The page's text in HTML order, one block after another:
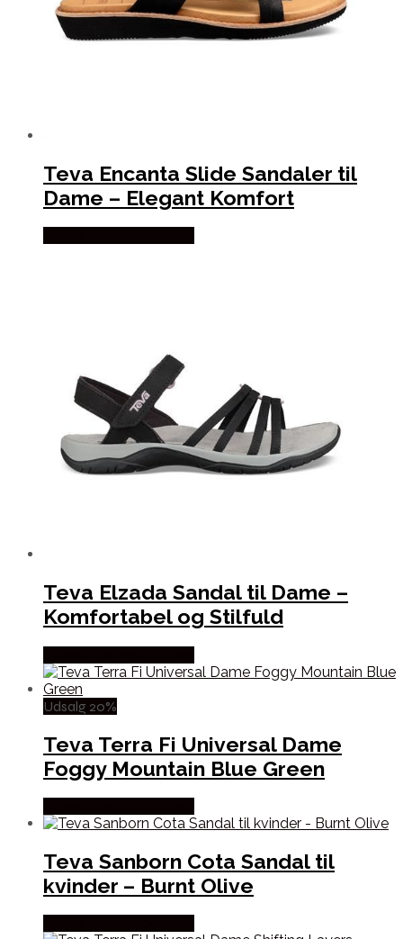
Teva Encanta Slide Sandaler til
Dame – Elegant Komfort
Teva Elzada Sandal til Dame –
Komfortabel og Stilfuld
Udsalg 20%
Teva Terra Fi Universal Dame
Foggy Mountain Blue Green
Teva Sanborn Cota Sandal til
kvinder – Burnt Olive